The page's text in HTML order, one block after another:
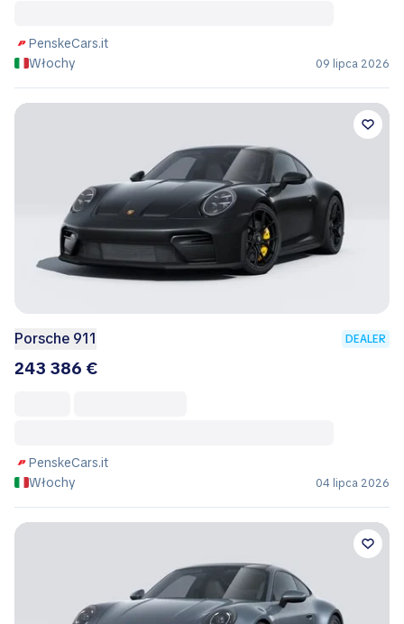
PenskeCars.it
Włochy
09 lipca 2026
Porsche 911 DEALER
243 386 €
PenskeCars.it
Włochy
04 lipca 2026